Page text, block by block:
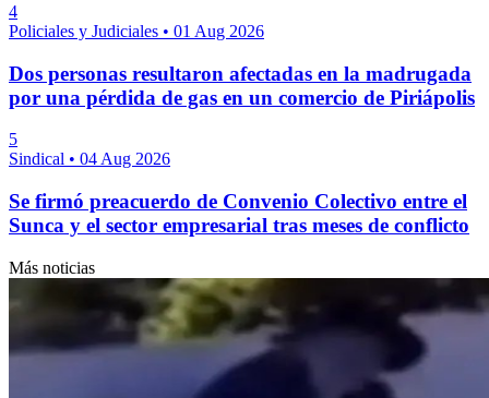
4
Policiales y Judiciales • 01 Aug 2026
Dos personas resultaron afectadas en la madrugada
por una pérdida de gas en un comercio de Piriápolis
5
Sindical • 04 Aug 2026
Se firmó preacuerdo de Convenio Colectivo entre el
Sunca y el sector empresarial tras meses de conflicto
Más noticias